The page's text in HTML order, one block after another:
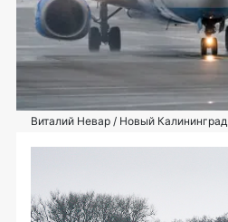
Виталий Невар / Новый Калининград